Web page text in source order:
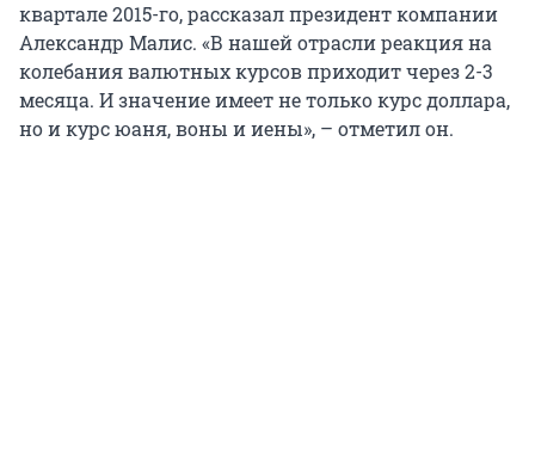
квартале 2015-го, рассказал президент компании
Александр Малис. «В нашей отрасли реакция на
колебания валютных курсов приходит через 2-3
месяца. И значение имеет не только курс доллара,
но и курс юаня, воны и иены», – отметил он.